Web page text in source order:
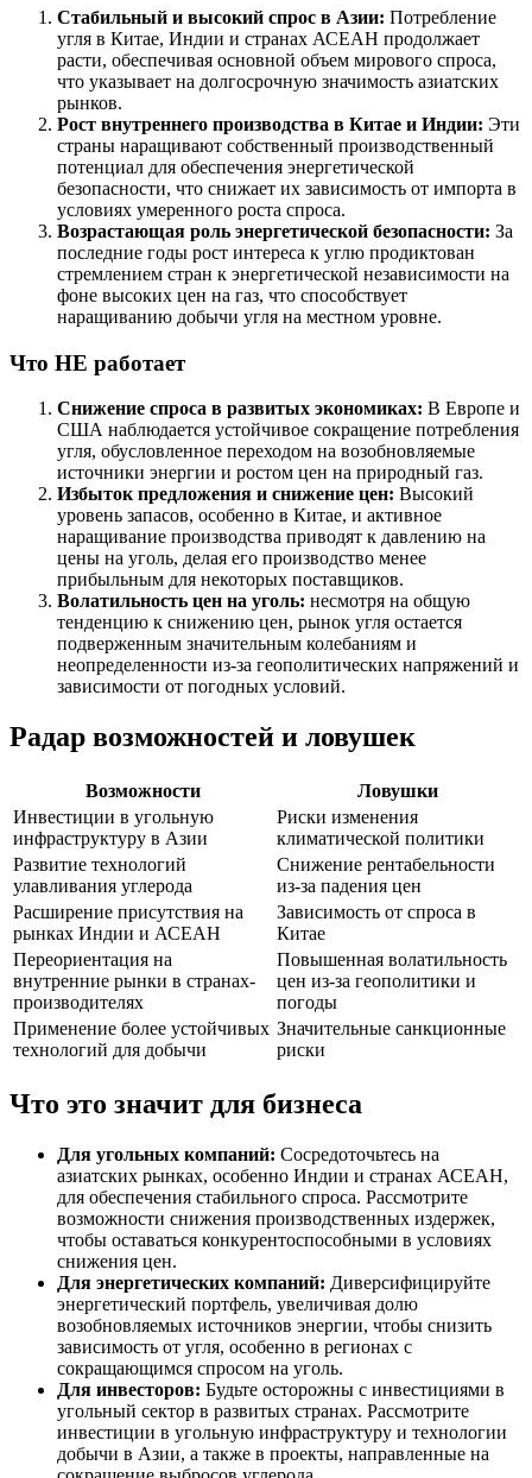
Стабильный и высокий спрос в Азии: Потребление
угля в Китае, Индии и странах АСЕАН продолжает
расти, обеспечивая основной объем мирового спроса,
что указывает на долгосрочную значимость азиатских
рынков.
Рост внутреннего производства в Китае и Индии: Эти
страны наращивают собственный производственный
потенциал для обеспечения энергетической
безопасности, что снижает их зависимость от импорта в
условиях умеренного роста спроса.
Возрастающая роль энергетической безопасности: За
последние годы рост интереса к углю продиктован
стремлением стран к энергетической независимости на
фоне высоких цен на газ, что способствует
наращиванию добычи угля на местном уровне.
Что НЕ работает
Снижение спроса в развитых экономиках: В Европе и
США наблюдается устойчивое сокращение потребления
угля, обусловленное переходом на возобновляемые
источники энергии и ростом цен на природный газ.
Избыток предложения и снижение цен: Высокий
уровень запасов, особенно в Китае, и активное
наращивание производства приводят к давлению на
цены на уголь, делая его производство менее
прибыльным для некоторых поставщиков.
Волатильность цен на уголь: несмотря на общую
тенденцию к снижению цен, рынок угля остается
подверженным значительным колебаниям и
неопределенности из-за геополитических напряжений и
зависимости от погодных условий.
Радар возможностей и ловушек
Возможности
Ловушки
Инвестиции в угольную
инфраструктуру в Азии
Риски изменения
климатической политики
Развитие технологий
улавливания углерода
Снижение рентабельности
из-за падения цен
Расширение присутствия на
рынках Индии и АСЕАН
Зависимость от спроса в
Китае
Переориентация на
внутренние рынки в странах-
производителях
Повышенная волатильность
цен из-за геополитики и
погоды
Применение более устойчивых
технологий для добычи
Значительные санкционные
риски
Что это значит для бизнеса
Для угольных компаний: Сосредоточьтесь на
азиатских рынках, особенно Индии и странах АСЕАН,
для обеспечения стабильного спроса. Рассмотрите
возможности снижения производственных издержек,
чтобы оставаться конкурентоспособными в условиях
снижения цен.
Для энергетических компаний: Диверсифицируйте
энергетический портфель, увеличивая долю
возобновляемых источников энергии, чтобы снизить
зависимость от угля, особенно в регионах с
сокращающимся спросом на уголь.
Для инвесторов: Будьте осторожны с инвестициями в
угольный сектор в развитых странах. Рассмотрите
инвестиции в угольную инфраструктуру и технологии
добычи в Азии, а также в проекты, направленные на